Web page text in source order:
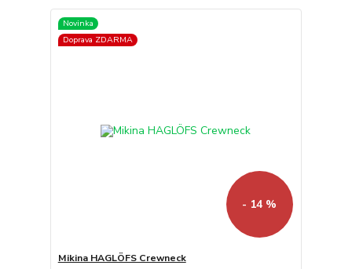
Novinka
Doprava ZDARMA
- 14 %
Mikina HAGLÖFS Crewneck